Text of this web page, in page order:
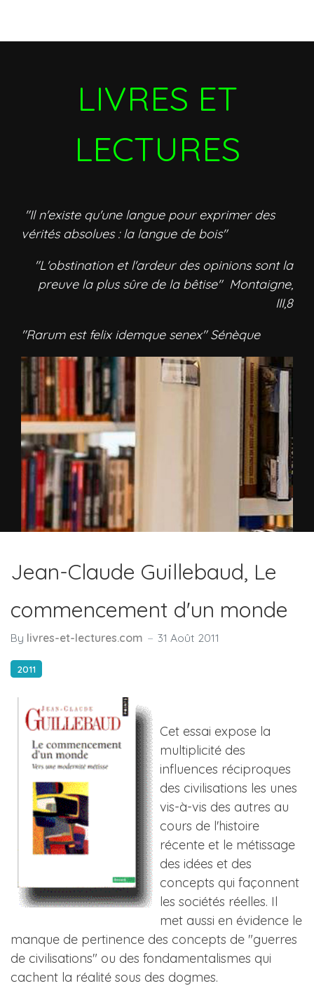
LIVRES ET
LECTURES
"Il n'existe qu'une langue pour exprimer des
vérités absolues : la langue de bois"
"L'obstination et l'ardeur des opinions sont la
preuve la plus sûre de la bêtise" Montaigne,
III,8
"Rarum est felix idemque senex" Sénèque
Jean-Claude Guillebaud, Le
commencement d'un monde
By livres-et-lectures.com 31 Août 2011
2011
Cet essai expose la
multiplicité des
influences réciproques
des civilisations les unes
vis-à-vis des autres au
cours de l'histoire
récente et le métissage
des idées et des
concepts qui façonnent
les sociétés réelles. Il
met aussi en évidence le
manque de pertinence des concepts de "guerres
de civilisations" ou des fondamentalismes qui
cachent la réalité sous des dogmes.